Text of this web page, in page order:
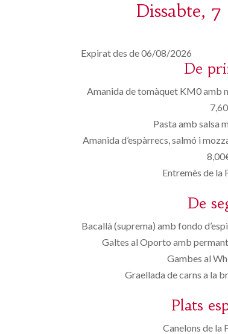
Dissabte, 7
Expirat des de 06/08/2026
De
Amanida de tomàquet KM0 amb
7,60
Pasta amb salsa
Amanida d’espàrrecs, salmó i
Entremès de la
De
Bacallà (suprema) amb fondo
Galtes al Oporto amb
Gambes al
Graellada de carns a la
Plats
Canelons de la